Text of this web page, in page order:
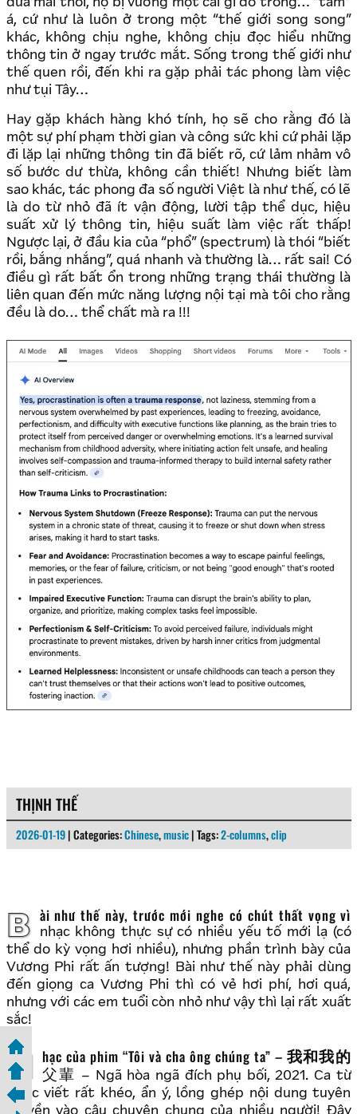
dưa mãi thôi, họ bị vướng một cái gì đó trong… “tâm”
á, cứ như là luôn ở trong một “thế giới song song”
khác, không chịu nghe, không chịu đọc hiểu những
thông tin ở ngay trước mắt. Sống trong thế giới như
thế quen rồi, đến khi ra gặp phải tác phong làm việc
như tụi Tây…
Hay gặp khách hàng khó tính, họ sẽ cho rằng đó là
một sự phí phạm thời gian và công sức khi cứ phải lặp
đi lặp lại những thông tin đã biết rõ, cứ lảm nhảm vô
số bước dư thừa, không cần thiết! Nhưng biết làm
sao khác, tác phong đa số người Việt là như thế, có lẽ
là do từ nhỏ đã ít vận động, lười tập thể dục, hiệu
suất xử lý thông tin, hiệu suất làm việc rất thấp!
Ngược lại, ở đầu kia của “phổ” (spectrum) là thói “biết
rồi, bắng nhắng”, quá nhanh và thường là… rất sai! Có
điều gì rất bất ổn trong những trạng thái thường là
liên quan đến mức năng lượng nội tại mà tôi cho rằng
đều là do… thể chất mà ra !!!
THỊNH THẾ
2026-01-19 | Categories:Chinese,music | Tags:2-columns,clip
Bài như thế này, trước mới nghe có chút thất vọng vì
nhạc không thực sự có nhiều yếu tố mới lạ (có
thể do kỳ vọng hơi nhiều), nhưng phần trình bày của
Vương Phi rất ấn tượng! Bài như thế này phải dùng
đến giọng ca Vương Phi thì có vẻ hơi phí, hơi quá,
nhưng với các em tuổi còn nhỏ như vậy thì lại rất xuất
sắc!
Nhạc của phim “Tôi và cha ông chúng ta” –我和我的
父輩
– Ngã hòa ngã đích phụ bối, 2021. Ca từ
được viết rất khéo, ẩn ý, lồng ghép nội dung tuyên